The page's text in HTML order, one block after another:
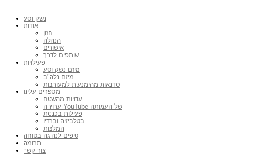
נשק וסע
אודות
חזון
הנהלה
אישורים
שותפים לדרך
פעילויות
מיזם נשק וסע
מיזם נלה"ב
סדנאות מהימנעות למעורבות
מספרים עלינו
עדויות מהשטח
ערוץ ה YouTube של העמותה
פעילות בכנסת
בטלביזיה וברדיו
המלצות
טיפים לנהיגה בטוחה
תרומה
צור קשר